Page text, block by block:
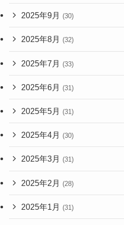
2025年9月 (30)
2025年8月 (32)
2025年7月 (33)
2025年6月 (31)
2025年5月 (31)
2025年4月 (30)
2025年3月 (31)
2025年2月 (28)
2025年1月 (31)